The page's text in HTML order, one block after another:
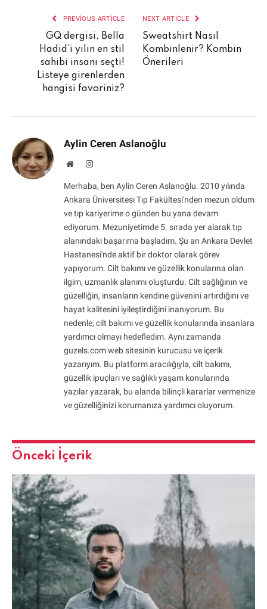
PREVIOUS ARTICLE
GQ dergisi, Bella
Hadid’i yılın en stil
sahibi insanı seçti!
Listeye girenlerden
hangisi favoriniz?
NEXT ARTICLE
Sweatshirt Nasıl
Kombinlenir? Kombin
Önerileri
Aylin Ceren Aslanoğlu
WebsiteInstagram
Merhaba, ben Aylin Ceren Aslanoğlu. 2010 yılında
Ankara Üniversitesi Tıp Fakültesi'nden mezun oldum
ve tıp kariyerime o günden bu yana devam
ediyorum. Mezuniyetimde 5. sırada yer alarak tıp
alanındaki başarıma başladım. Şu an Ankara Devlet
Hastanesi'nde aktif bir doktor olarak görev
yapıyorum. Cilt bakımı ve güzellik konularına olan
ilgim, uzmanlık alanımı oluşturdu. Cilt sağlığının ve
güzelliğin, insanların kendine güvenini artırdığını ve
hayat kalitesini iyileştirdiğini inanıyorum. Bu
nedenle, cilt bakımı ve güzellik konularında insanlara
yardımcı olmayı hedefledim. Aynı zamanda
guzels.com web sitesinin kurucusu ve içerik
yazarıyım. Bu platform aracılığıyla, cilt bakımı,
güzellik ipuçları ve sağlıklı yaşam konularında
yazılar yazarak, bu alanda bilinçli kararlar vermenize
ve güzelliğinizi korumanıza yardımcı oluyorum.
Önceki İçerik